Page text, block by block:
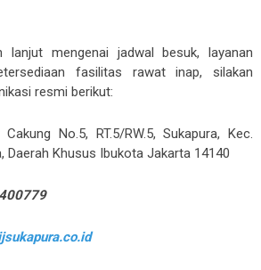
lanjut mengenai jadwal besuk, layanan
fasilitas rawat inap, silakan
resmi berikut:
No.5, RT.5/RW.5, Sukapura, Kec.
Daerah Khusus Ibukota Jakarta 14140